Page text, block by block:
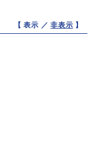
【 表示 ／非表示 】